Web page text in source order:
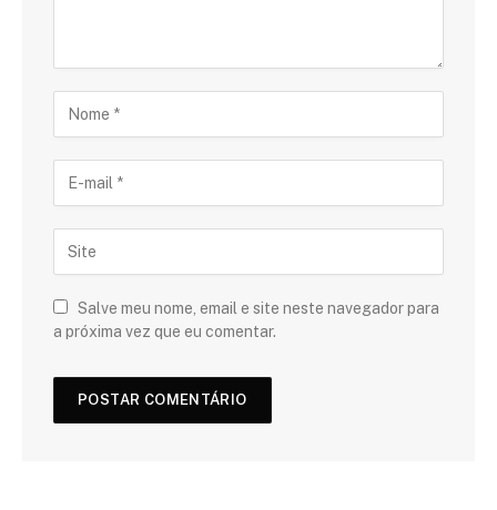
Salve meu nome, email e site neste navegador para
a próxima vez que eu comentar.